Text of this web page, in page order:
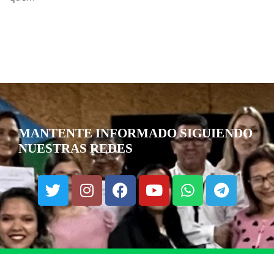
MANTENTE INFORMADO SIGUIENDO
NUESTRAS REDES